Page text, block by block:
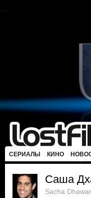
СЕРИАЛЫ КИНО
Саша
Sacha